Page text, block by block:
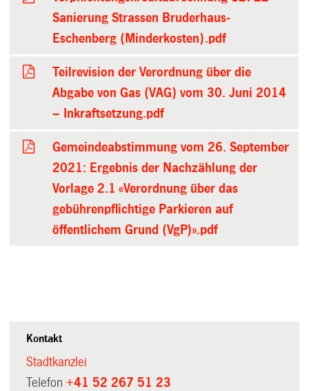
Sanierung Strassen Bruderhaus-
Eschenberg (Minderkosten).pdf
Teilrevision der Verordnung über die
Abgabe von Gas (VAG) vom 30. Juni 2014
– Inkraftsetzung.pdf
Gemeindeabstimmung vom 26. September
2021: Ergebnis der Nachzählung der
Vorlage 2.1 «Verordnung über das
gebührenpflichtige Parkieren auf
öffentlichem Grund (VgP)».pdf
Kontakt
Stadtkanzlei
Telefon+41 52 267 51 23